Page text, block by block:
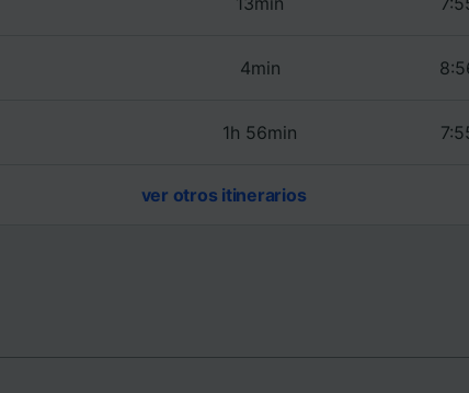
4min
1h 56min
ver otros itinerarios